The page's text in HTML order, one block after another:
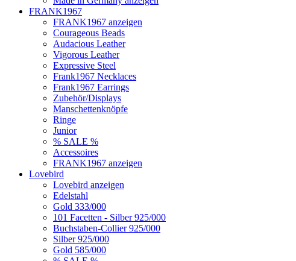
FRANK1967
FRANK1967 anzeigen
Courageous Beads
Audacious Leather
Vigorous Leather
Expressive Steel
Frank1967 Necklaces
Frank1967 Earrings
Zubehör/Displays
Manschettenknöpfe
Ringe
Junior
% SALE %
Accessoires
FRANK1967 anzeigen
Lovebird
Lovebird anzeigen
Edelstahl
Gold 333/000
101 Facetten - Silber 925/000
Buchstaben-Collier 925/000
Silber 925/000
Gold 585/000